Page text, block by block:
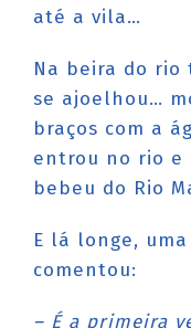
até a vila…
Na beira do rio
se ajoelhou…
braços com a
entrou no rio e
bebeu do Rio
E lá longe,
comentou:
– É a primeira